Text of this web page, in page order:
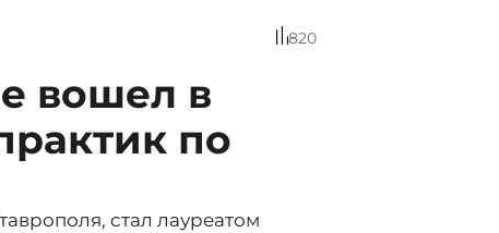
820
вошел в
по
стал лауреатом